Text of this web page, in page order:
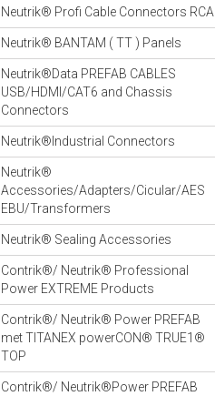
Neutrik® Profi Cable Connectors RCA
Neutrik® BANTAM ( TT ) Panels
Neutrik®Data PREFAB CABLES
USB/HDMI/CAT6 and Chassis
Connectors
Neutrik®Industrial Connectors
Neutrik®
Accessories/Adapters/Cicular/AES
EBU/Transformers
Neutrik® Sealing Accessories
Contrik®/ Neutrik® Professional
Power EXTREME Products
Contrik®/ Neutrik® Power PREFAB
met TITANEX powerCON® TRUE1®
TOP
Contrik®/ Neutrik®Power PREFAB